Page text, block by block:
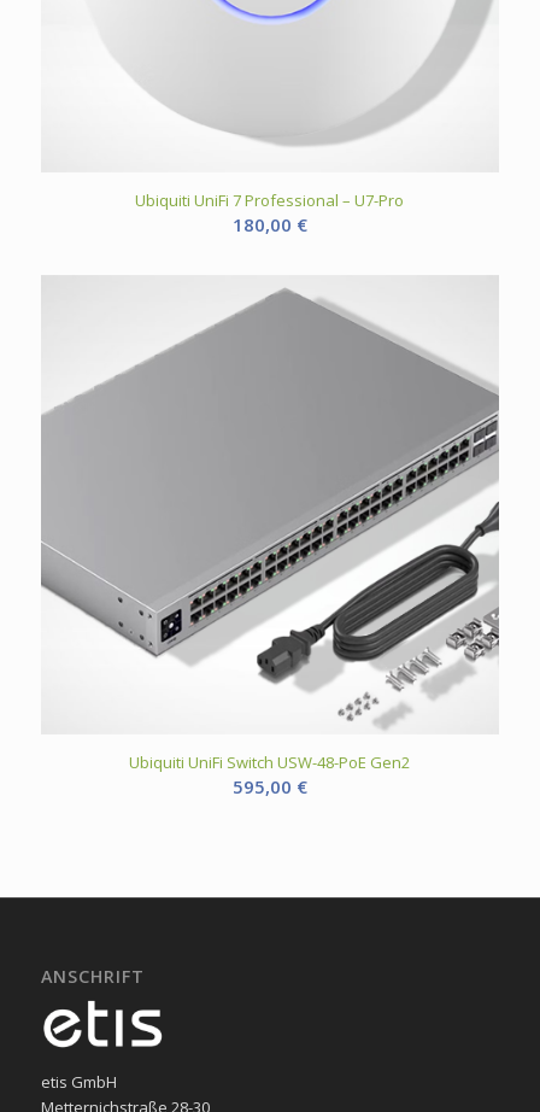
Ubiquiti UniFi 7 Professional – U7-Pro
180,00 €
Ubiquiti UniFi Switch USW-48-PoE Gen2
595,00 €
ANSCHRIFT
etis GmbH
Metternichstraße 28-30